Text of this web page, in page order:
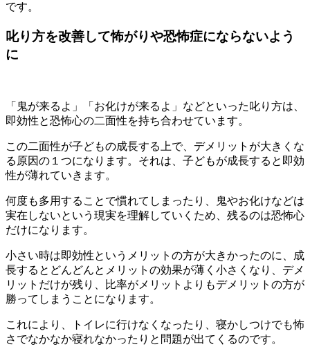
です。
叱り方を改善して怖がりや恐怖症にならないよう
に
「鬼が来るよ」「お化けが来るよ」などといった叱り方は、
即効性と恐怖心の二面性を持ち合わせています。
この二面性が子どもの成長する上で、デメリットが大きくな
る原因の１つになります。それは、子どもが成長すると即効
性が薄れていきます。
何度も多用することで慣れてしまったり、鬼やお化けなどは
実在しないという現実を理解していくため、残るのは恐怖心
だけになります。
小さい時は即効性というメリットの方が大きかったのに、成
長するとどんどんとメリットの効果が薄く小さくなり、デメ
リットだけが残り、比率がメリットよりもデメリットの方が
勝ってしまうことになります。
これにより、トイレに行けなくなったり、寝かしつけでも怖
さでなかなか寝れなかったりと問題が出てくるのです。